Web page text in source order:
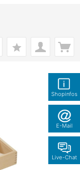
Shopinfos
E-Mail
Live-Chat